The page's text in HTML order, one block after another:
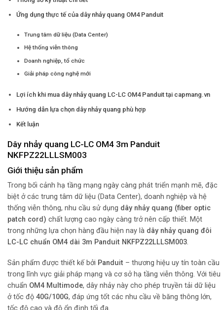
Ứng dụng thực tế của dây nhảy quang OM4 Panduit
Trung tâm dữ liệu (Data Center)
Hệ thống viễn thông
Doanh nghiệp, tổ chức
Giải pháp công nghệ mới
Lợi ích khi mua dây nhảy quang LC-LC OM4 Panduit tại capmang.vn
Hướng dẫn lựa chọn dây nhảy quang phù hợp
Kết luận
Dây nhảy quang LC-LC OM4 3m Panduit
NKFPZ22LLLSM003
Giới thiệu sản phẩm
Trong bối cảnh hạ tầng mạng ngày càng phát triển mạnh mẽ, đặc
biệt ở các trung tâm dữ liệu (Data Center), doanh nghiệp và hệ
thống viễn thông, nhu cầu sử dụng dây nhảy quang (fiber optic
patch cord) chất lượng cao ngày càng trở nên cấp thiết. Một
trong những lựa chọn hàng đầu hiện nay là dây nhảy quang đôi
LC-LC chuẩn OM4 dài 3m Panduit NKFPZ22LLLSM003.
Sản phẩm được thiết kế bởi Panduit – thương hiệu uy tín toàn cầu
trong lĩnh vực giải pháp mạng và cơ sở hạ tầng viễn thông. Với tiêu
chuẩn OM4 Multimode, dây nhảy này cho phép truyền tải dữ liệu
ở tốc độ 40G/100G, đáp ứng tốt các nhu cầu về băng thông lớn,